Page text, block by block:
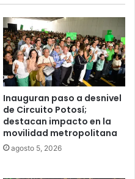
Inauguran paso a desnivel
de Circuito Potosí;
destacan impacto en la
movilidad metropolitana
agosto 5, 2026